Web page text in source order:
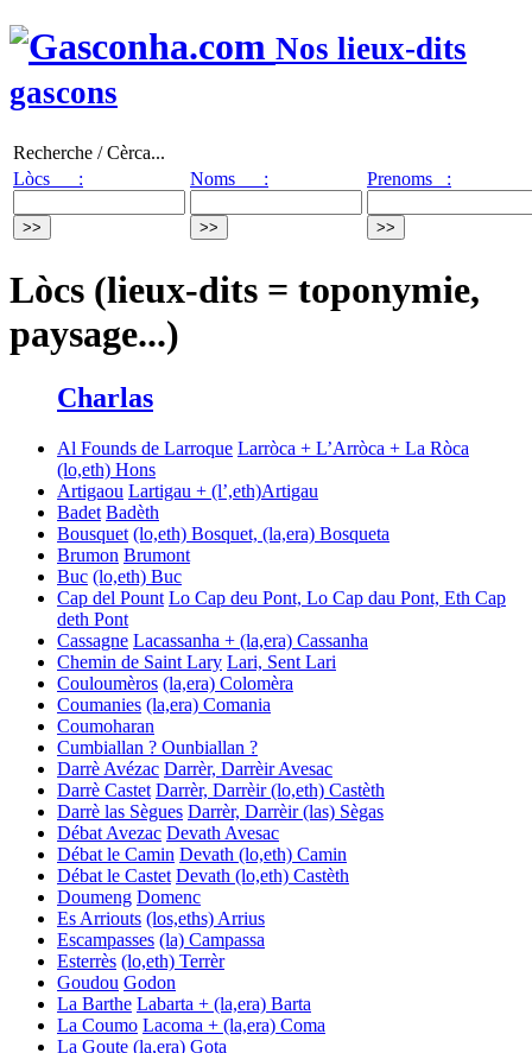
Nos lieux-dits
gascons
Recherche / Cèrca...
Lòcs :
Noms : Prenoms :
Lòcs (lieux-dits = toponymie,
paysage...)
Charlas
Al Founds de Larroque Larròca + L’Arròca + La Ròca
(lo,eth) Hons
Artigaou Lartigau + (l’,eth)Artigau
Badet Badèth
Bousquet (lo,eth) Bosquet, (la,era) Bosqueta
Brumon Brumont
Buc (lo,eth) Buc
Cap del Pount Lo Cap deu Pont, Lo Cap dau Pont, Eth Cap
deth Pont
Cassagne Lacassanha + (la,era) Cassanha
Chemin de Saint Lary Lari, Sent Lari
Couloumèros (la,era) Colomèra
Coumanies (la,era) Comania
Coumoharan
Cumbiallan ? Ounbiallan ?
Darrè Avézac Darrèr, Darrèir Avesac
Darrè Castet Darrèr, Darrèir (lo,eth) Castèth
Darrè las Sègues Darrèr, Darrèir (las) Sègas
Débat Avezac Devath Avesac
Débat le Camin Devath (lo,eth) Camin
Débat le Castet Devath (lo,eth) Castèth
Doumeng Domenc
Es Arriouts (los,eths) Arrius
Escampasses (la) Campassa
Esterrès (lo,eth) Terrèr
Goudou Godon
La Barthe Labarta + (la,era) Barta
La Coumo Lacoma + (la,era) Coma
La Goute (la,era) Gota